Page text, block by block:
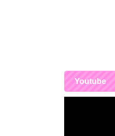
Youtube